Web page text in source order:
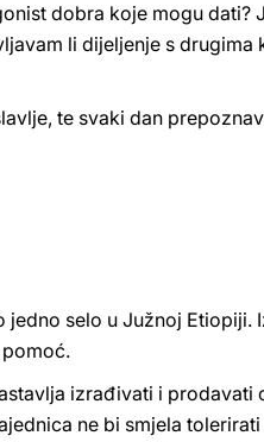
dobra koje mogu dati?
li dijeljenje s drugima
te svaki dan
selo u Južnoj Etiopiji.
izrađivati i prodavati
ne bi smjela